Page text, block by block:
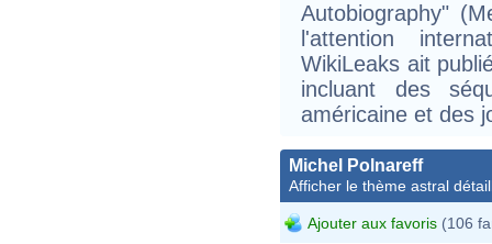
Autobiography"
l'attention
WikiLeaks ait
incluant des
américaine et des
Michel Polnareff
Afficher le thème astral
Ajouter aux favoris (106